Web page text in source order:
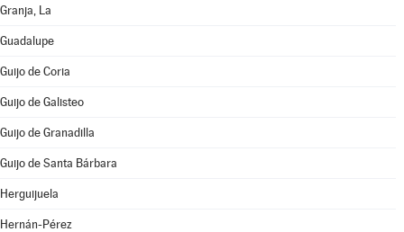
Granja, La
Guadalupe
Guijo de Coria
Guijo de Galisteo
Guijo de Granadilla
Guijo de Santa Bárbara
Herguijuela
Hernán-Pérez